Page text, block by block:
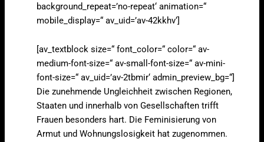
background_repeat=’no-repeat‘ animation=“
mobile_display=“ av_uid=’av-42kkhv‘]
[av_textblock size=“ font_color=“ color=“ av-
medium-font-size=“ av-small-font-size=“ av-mini-
font-size=“ av_uid=’av-2tbmir‘ admin_preview_bg=“]
Die zunehmende Ungleichheit zwischen Regionen,
Staaten und innerhalb von Gesellschaften trifft
Frauen besonders hart. Die Feminisierung von
Armut und Wohnungslosigkeit hat zugenommen.